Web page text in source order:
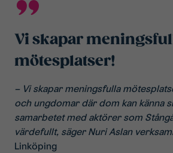
Vi skapar
mötesplatser!
– Vi skapar meningsfulla
och ungdomar där dom kan känna
samarbetet med aktörer som
värdefullt, säger Nuri Aslan
Linköping